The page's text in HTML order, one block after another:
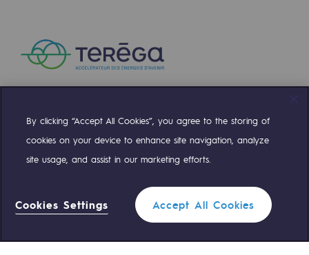
Compte TwitterCompte Facebook
Compte LinkedinCompte Youtube
Standard Teréga 0 559 133 400
By clicking “Accept All Cookies”, you agree to the storing of
cookies on your device to enhance site navigation, analyze
site usage, and assist in our marketing efforts.
Cookies Settings Accept All Cookies